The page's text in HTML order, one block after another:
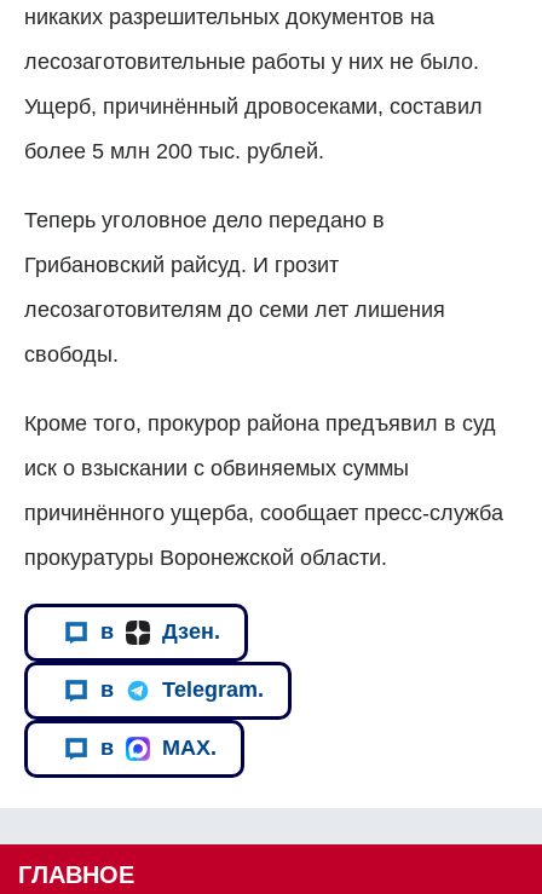
никаких разрешительных документов на
лесозаготовительные работы у них не было.
Ущерб, причинённый дровосеками, составил
более 5 млн 200 тыс. рублей.
Теперь уголовное дело передано в
Грибановский райсуд. И грозит
лесозаготовителям до семи лет лишения
свободы.
Кроме того, прокурор района предъявил в суд
иск о взыскании с обвиняемых суммы
причинённого ущерба, сообщает пресс-служба
прокуратуры Воронежской области.
в Дзен.
в Telegram.
в MAX.
ГЛАВНОЕ